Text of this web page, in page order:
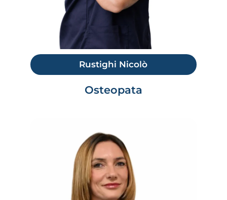
Rustighi Nicolò
Osteopata